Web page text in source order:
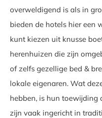
overweldigend is als in
bieden de hotels hier een
kunt kiezen uit knusse
herenhuizen die zijn
of zelfs gezellige bed &
lokale eigenaren. Wat
hebben, is hun toewijding
zijn vaak ingericht in